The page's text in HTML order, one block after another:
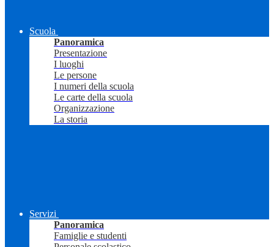
Scuola
Panoramica
Presentazione
I luoghi
Le persone
I numeri della scuola
Le carte della scuola
Organizzazione
La storia
Servizi
Panoramica
Famiglie e studenti